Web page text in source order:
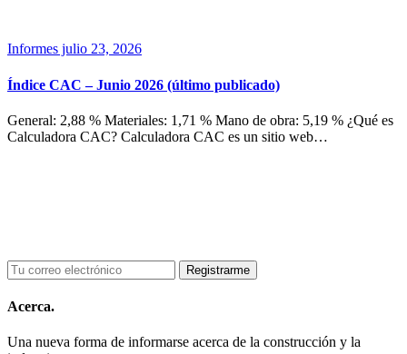
Informes julio 23, 2026
Índice CAC – Junio 2026 (último publicado)
General: 2,88 % Materiales: 1,71 % Mano de obra: 5,19 % ¿Qué es
Calculadora CAC? Calculadora CAC es un sitio web…
Acerca.
Una nueva forma de informarse acerca de la construcción y la